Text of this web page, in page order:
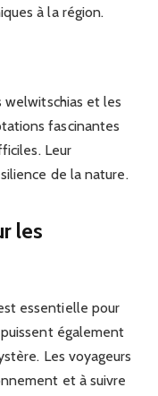
à la région.
et les
fascinantes
Leur
de la nature.
les
essentielle pour
également
Les voyageurs
et à suivre